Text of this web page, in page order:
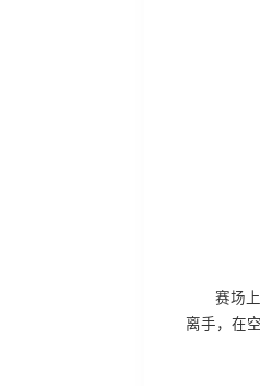
赛场
离手，在